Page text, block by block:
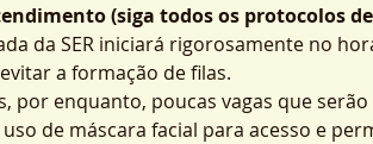
(siga todos os protocolos
da SER iniciará rigorosamente no
a formação de filas.
por enquanto, poucas vagas que
de máscara facial para acesso e